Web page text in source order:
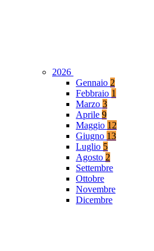
2026
Gennaio 2
Febbraio 1
Marzo 3
Aprile 9
Maggio 12
Giugno 13
Luglio 5
Agosto 2
Settembre
Ottobre
Novembre
Dicembre